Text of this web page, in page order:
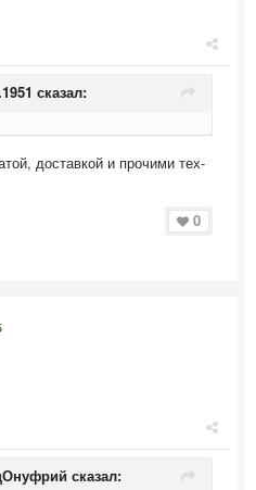
сказал:
доставкой и прочими тех-
0
сказал: